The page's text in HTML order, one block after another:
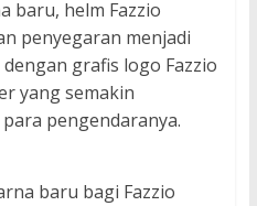
baru, helm Fazzio
penyegaran menjadi
grafis logo Fazzio
yang semakin
pengendaranya.
baru bagi Fazzio